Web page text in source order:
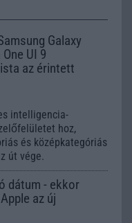
Galaxy
UI 9
az érintett
intelligencia-
hoz,
és középkategóriás
út vége.
dátum - ekkor
az új